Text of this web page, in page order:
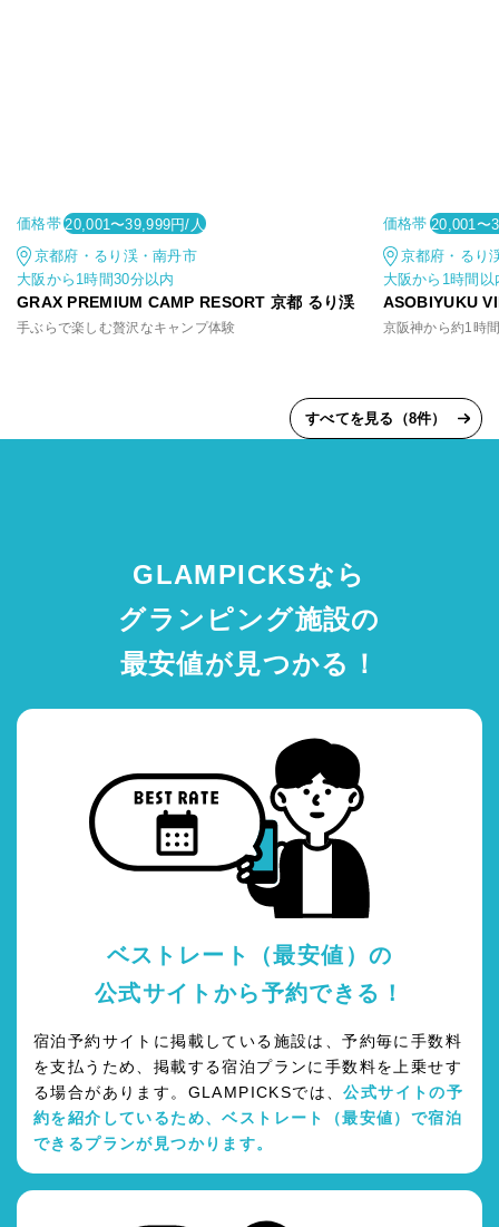
価格帯 20,001〜39,999円/人
京都府・るり渓・南丹市
大阪から1時間30分以内
GRAX PREMIUM CAMP RESORT 京都 るり渓
手ぶらで楽しむ贅沢なキャンプ体験
価格帯 20,001〜
京都府・るり
大阪から1時間以
ASOBIYUKU
すべてを見る（8件）
GLAMPICKSなら
グランピング施設の
最安値が見つかる！
ベストレート（最安値）の
公式サイトから予約できる！
宿泊予約サイトに掲載している施設は、予約毎に手数料
を支払うため、掲載する宿泊プランに手数料を上乗せす
る場合があります。GLAMPICKSでは、公式サイトの予
約を紹介しているため、ベストレート（最安値）で宿泊
できるプランが見つかります。